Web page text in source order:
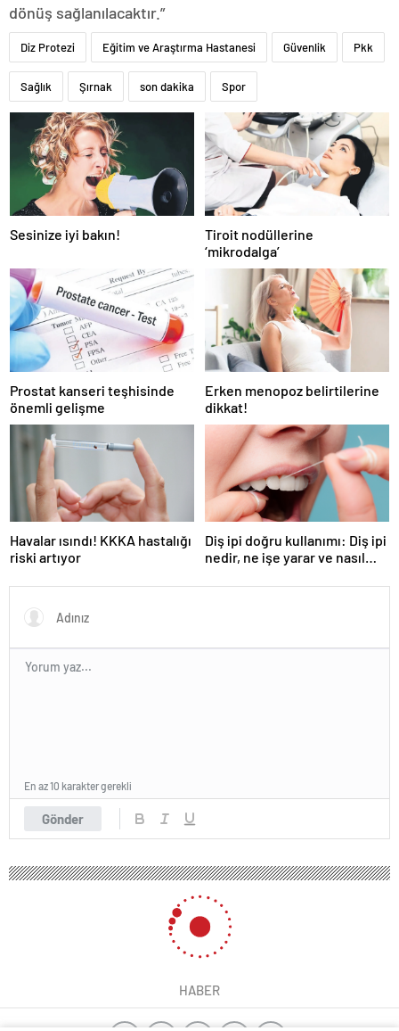
dönüş sağlanılacaktır.”
Diz Protezi Eğitim ve Araştırma Hastanesi Güvenlik Pkk
Sağlık Şırnak son dakika Spor
Sesinize iyi bakın!
Tiroit nodüllerine
‘mikrodalga’
Prostat kanseri teşhisinde
önemli gelişme
Erken menopoz belirtilerine
dikkat!
Havalar ısındı! KKKA hastalığı
riski artıyor
Diş ipi doğru kullanımı: Diş ipi
nedir, ne işe yarar ve nasıl
Gönder
En az 10 karakter gerekli
HABER